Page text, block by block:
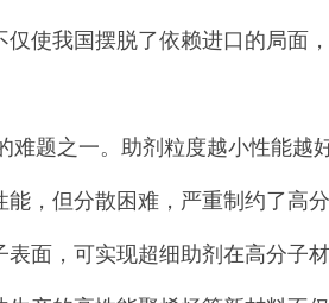
使我国摆脱了依赖进口的局面
之一。助剂粒度越小性能越
，但分散困难，严重制约了高
面，可实现超细助剂在高分子